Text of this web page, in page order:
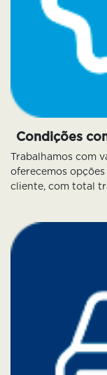
Condições
Trabalhamos com
oferecemos
cliente, com total